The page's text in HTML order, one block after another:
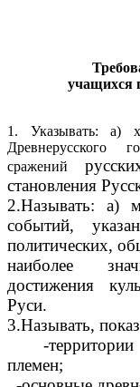
учащихся
1. Указывать: а)
Древнерусского
сражений
становления
2.Называть: а)
событий,
политических,
наиболее
достижения
Руси.
3.Называть,
-территории
племен;